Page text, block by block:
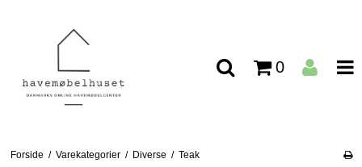
0
Forside / Varekategorier / Diverse / Teak